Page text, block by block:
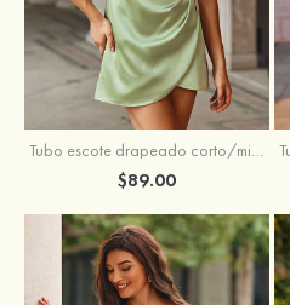
Tubo escote drapeado corto/mini tela charmeuse vestido para homecoming
$89.00